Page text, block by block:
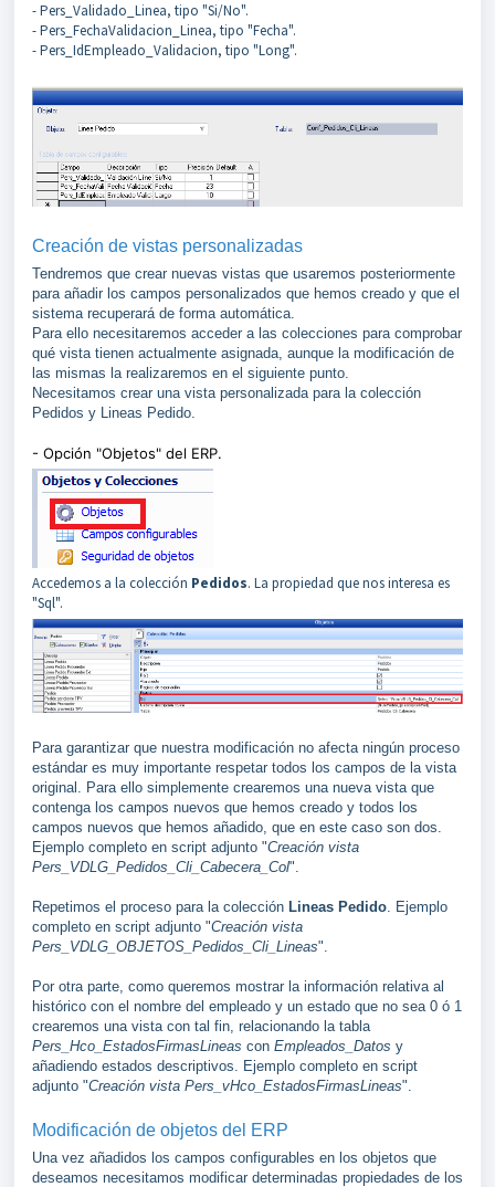
- Pers_Validado_Linea, tipo "Si/No".
- Pers_FechaValidacion_Linea, tipo "Fecha".
- Pers_IdEmpleado_Validacion, tipo "Long".
Creación de vistas personalizadas
Tendremos que crear nuevas vistas que usaremos posteriormente
para añadir los campos personalizados que hemos creado y que el
sistema recuperará de forma automática.
Para ello necesitaremos acceder a las colecciones para comprobar
qué vista tienen actualmente asignada, aunque la modificación de
las mismas la realizaremos en el siguiente punto.
Necesitamos crear una vista personalizada para la colección
Pedidos y Lineas Pedido.
- Opción "Objetos" del ERP.
Accedemos a la colección Pedidos. La propiedad que nos interesa es
"Sql".
Para garantizar que nuestra modificación no afecta ningún proceso
estándar es muy importante respetar todos los campos de la vista
original. Para ello simplemente crearemos una nueva vista que
contenga los campos nuevos que hemos creado y todos los
campos nuevos que hemos añadido, que en este caso son dos.
Ejemplo completo en script adjunto "Creación vista
Pers_VDLG_Pedidos_Cli_Cabecera_Col".
Repetimos el proceso para la colección Lineas Pedido Ejemplo
completo en script adjunto "Creación vista
Pers_VDLG_OBJETOS_Pedidos_Cli_Lineas".
Por otra parte, como queremos mostrar la información relativa al
histórico con el nombre del empleado y un estado que no sea 0 ó 1
crearemos una vista con tal fin, relacionando la tabla
Pers_Hco_EstadosFirmasLineas con Empleados_Datos y
añadiendo estados descriptivos. Ejemplo completo en script
adjunto "Creación vista Pers_vHco_EstadosFirmasLineas".
Modificación de objetos del ERP
Una vez añadidos los campos configurables en los objetos que
deseamos necesitamos modificar determinadas propiedades de los